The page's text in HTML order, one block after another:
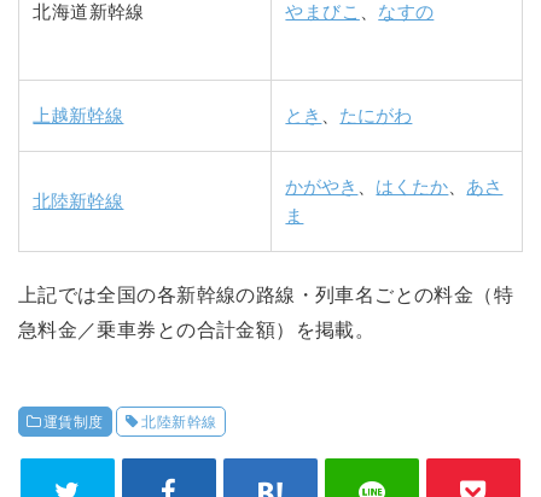
北海道新幹線 やまびこ なすの
上越新幹線 とき たにがわ
北陸新幹線
かがやき はくたか
あさ
ま
上記では全国の各新幹線の路線・列車名ごとの料金（特
急料金／乗車券との合計金額）を掲載。
運賃制度 北陸新幹線